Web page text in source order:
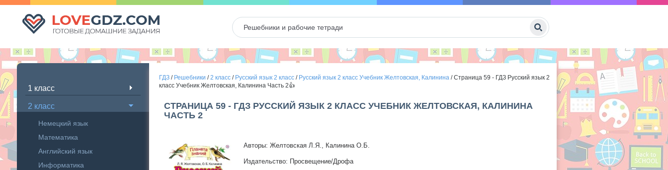
1 класс
2 класс
Немецкий язык
Математика
Английский язык
Информатика
ГДЗ/ Решебники /2 класс/ Русский язык 2 класс/ Русский язык 2 класс Учебник Желтовская, Калинина/Страница 59 - ГДЗ Русский язык 2
класс Учебник Желтовская, Калинина Часть 2👍
СТРАНИЦА 59 - ГДЗ РУССКИЙ ЯЗЫК 2 КЛАСС УЧЕБНИК ЖЕЛТОВСКАЯ, КАЛИНИНА
ЧАСТЬ 2
Авторы: Желтовская Л.Я., Калинина О.Б.
Издательство: Просвещение/Дрофа